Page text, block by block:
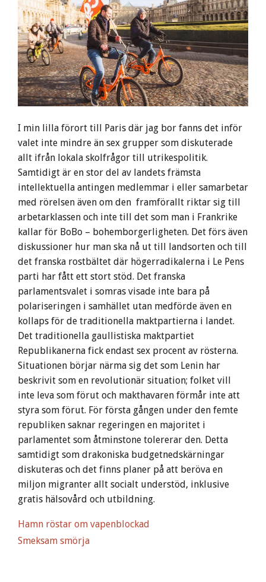
I min lilla förort till Paris där jag bor fanns det inför
valet inte mindre än sex grupper som diskuterade
allt ifrån lokala skolfrågor till utrikespolitik.
Samtidigt är en stor del av landets främsta
intellektuella antingen medlemmar i eller samarbetar
med rörelsen även om den framförallt riktar sig till
arbetarklassen och inte till det som man i Frankrike
kallar för BoBo – bohemborgerligheten. Det förs även
diskussioner hur man ska nå ut till landsorten och till
det franska rostbältet där högerradikalerna i Le Pens
parti har fått ett stort stöd. Det franska
parlamentsvalet i somras visade inte bara på
polariseringen i samhället utan medförde även en
kollaps för de traditionella maktpartierna i landet.
Det traditionella gaullistiska maktpartiet
Republikanerna fick endast sex procent av rösterna.
Situationen börjar närma sig det som Lenin har
beskrivit som en revolutionär situation; folket vill
inte leva som förut och makthavaren förmår inte att
styra som förut. För första gången under den femte
republiken saknar regeringen en majoritet i
parlamentet som åtminstone tolererar den. Detta
samtidigt som drakoniska budgetnedskärningar
diskuteras och det finns planer på att beröva en
miljon migranter allt socialt understöd, inklusive
gratis hälsovård och utbildning.
Hamn röstar om vapenblockad
Smeksam smörja